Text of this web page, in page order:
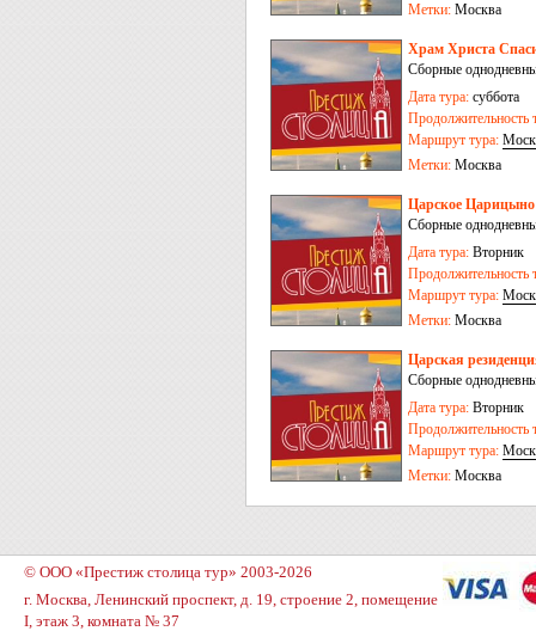
Метки: Москва
Храм Христа
Сборные
Дата тура: суббота
Продолжительность
Маршрут тура:
Метки: Москва
Царское Царицыно
Сборные
Дата тура: Вторник
Продолжительность
Маршрут тура:
Метки: Москва
Царская
Сборные
Дата тура: Вторник
Продолжительность
Маршрут тура:
Метки: Москва
© ООО «Престиж столица тур» 2003-2026
г. Москва, Ленинский проспект, д. 19, строение 2, помещение
I, этаж 3, комната № 37